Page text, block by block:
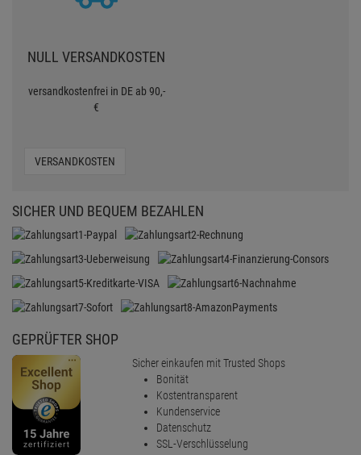
NULL VERSANDKOSTEN
versandkostenfrei in DE ab 90,-
€
VERSANDKOSTEN
SICHER UND BEQUEM BEZAHLEN
GEPRÜFTER SHOP
Sicher einkaufen mit Trusted Shops
Bonität
Kostentransparent
Kundenservice
Datenschutz
SSL-Verschlüsselung